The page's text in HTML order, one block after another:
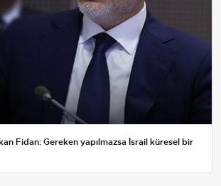
Fidan: Gereken yapılmazsa İsrail küresel bir